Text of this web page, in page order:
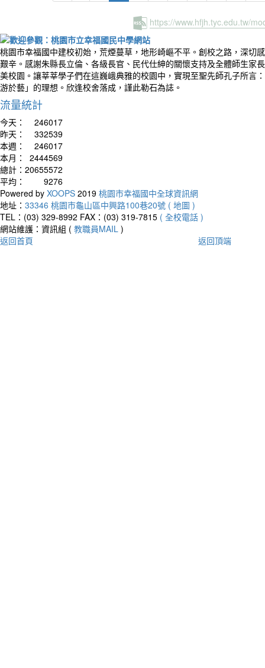
https://www.hfjh.tyc.edu.tw/
桃園市幸福國中建校初始，荒煙蔓草，地形崎嶇不平。創校之路，深切
艱辛。感謝朱縣長立倫、各級長官、民代仕紳的關懷支持及全體師生家
美校園。讓莘莘學子們在這巍峨典雅的校園中，實現至聖先師孔子所言
游於藝」的理想。欣逢校舍落成，謹此勒石為誌。
流量統計
今天：
246017
昨天：
332539
本週：
246017
本月：
2444569
總計： 20655572
平均：
9276
Powered by XOOPS 2019 桃園市幸福國中全球資訊網
地址： 33346 桃園市龜山區中興路100巷20號 ( 地圖 )
TEL：(03) 329-8992 FAX：(03) 319-7815 ( 全校電話 )
網站維護：資訊組 ( 教職員MAIL )
返回首頁
返回頂端